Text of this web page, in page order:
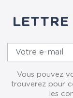
Vous pouvez
trouverez pour
les